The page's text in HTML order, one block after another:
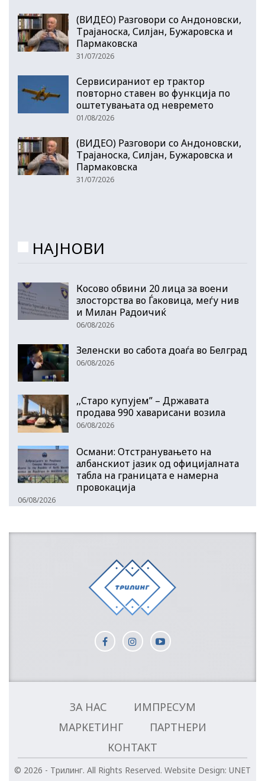
(ВИДЕО) Разговори со Андоновски,
Трајаноска, Силјан, Бужаровска и
Пармаковска
31/07/2026
Сервисираниот ер трактор
повторно ставен во функција по
оштетувањата од невремето
01/08/2026
(ВИДЕО) Разговори со Андоновски,
Трајаноска, Силјан, Бужаровска и
Пармаковска
31/07/2026
НАЈНОВИ
Косово обвини 20 лица за воени
злосторства во Ѓаковица, меѓу нив
и Милан Радоичиќ
06/08/2026
Зеленски во сабота доаѓа во Белград
06/08/2026
,,Старо купујем” – Државата
продава 990 хаварисани возила
06/08/2026
Османи: Отстранувањето на
албанскиот јазик од официјалната
табла на границата е намерна
провокација
06/08/2026
ЗА НАС
ИМПРЕСУМ
МАРКЕТИНГ
ПАРТНЕРИ
КОНТАКТ
© 2026 - Трилинг. All Rights Reserved. Website Design: UNET